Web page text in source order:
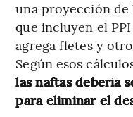
una proyección
que incluyen el
agrega fletes y
Según esos
las naftas debería
para eliminar el